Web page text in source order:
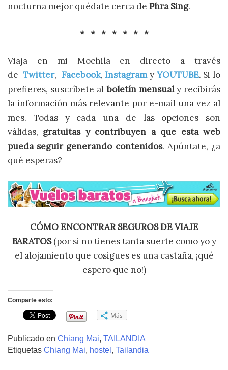
nocturna mejor quédate cerca de Phra Sing.
* * * * * * *
Viaja en mi Mochila en directo a través
deTwitter, Facebook,Instagramy YOUTUBE. Si lo
prefieres, suscríbete al boletín mensualy recibirás
la información más relevante por e-mail una vez al
mes. Todas y cada una de las opciones son
válidas, gratuitas y contribuyen a que esta web
pueda seguir generando contenidos. Apúntate, ¿a
qué esperas?
CÓMO ENCONTRAR SEGUROS DE VIAJE
BARATOS(por si no tienes tanta suerte como yo y
el alojamiento que cosigues es una castaña, ¡qué
espero que no!)
Comparte esto:
Más
Publicado en Chiang Mai, TAILANDIA
Etiquetas Chiang Mai, hostel , Tailandia